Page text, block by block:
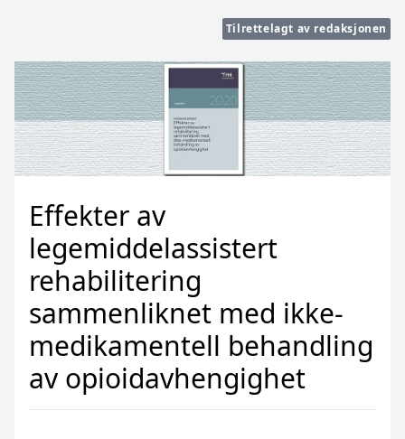
Tilrettelagt av redaksjonen
Effekter av
legemiddelassistert
rehabilitering
sammenliknet med ikke-
medikamentell behandling
av opioidavhengighet